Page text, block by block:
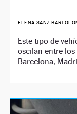
ELENA SANZ
Este tipo de
oscilan entre
Barcelona,